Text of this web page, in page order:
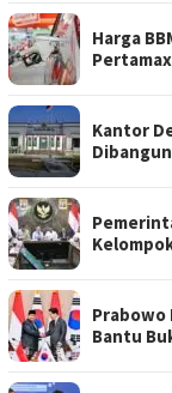
Harga
Kantor
Prabowo
Bantu